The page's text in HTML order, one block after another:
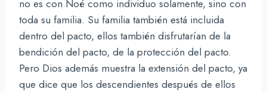
no es con Noé como individuo solamente, sino con
toda su familia. Su familia también está incluida
dentro del pacto, ellos también disfrutarían de la
bendición del pacto, de la protección del pacto.
Pero Dios además muestra la extensión del pacto, ya
que dice que los descendientes después de ellos